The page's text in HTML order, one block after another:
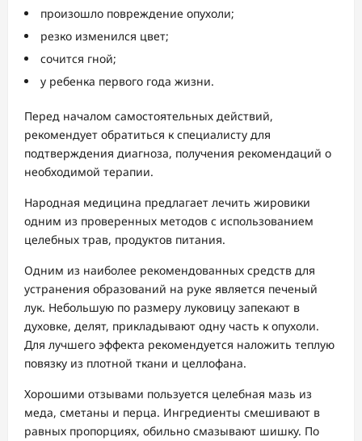
произошло повреждение опухоли;
резко изменился цвет;
сочится гной;
у ребенка первого года жизни.
Перед началом самостоятельных действий,
рекомендует обратиться к специалисту для
подтверждения диагноза, получения рекомендаций о
необходимой терапии.
Народная медицина предлагает лечить жировики
одним из проверенных методов с использованием
целебных трав, продуктов питания.
Одним из наиболее рекомендованных средств для
устранения образований на руке является печеный
лук. Небольшую по размеру луковицу запекают в
духовке, делят, прикладывают одну часть к опухоли.
Для лучшего эффекта рекомендуется наложить теплую
повязку из плотной ткани и целлофана.
Хорошими отзывами пользуется целебная мазь из
меда, сметаны и перца. Ингредиенты смешивают в
равных пропорциях, обильно смазывают шишку. По